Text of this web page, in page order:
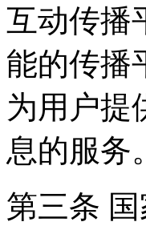
互动传播
能的传播
为用户提
息的服务。
第三条